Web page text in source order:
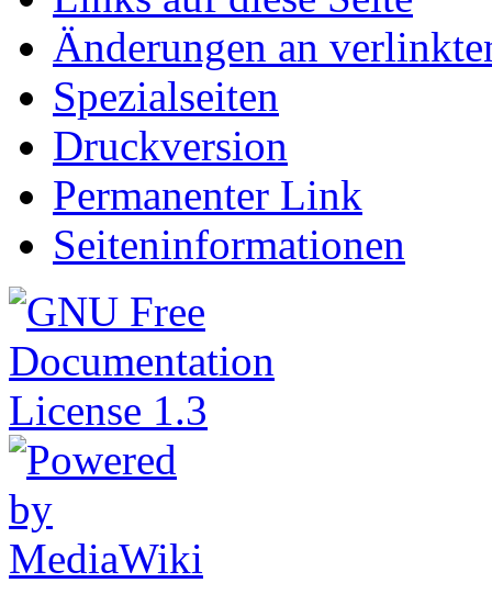
Änderungen an
Spezialseiten
Druckversion
Permanenter Link
Seiteninformationen